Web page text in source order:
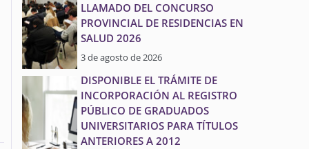
LLAMADO DEL CONCURSO
PROVINCIAL DE RESIDENCIAS EN
SALUD 2026
3 de agosto de 2026
DISPONIBLE EL TRÁMITE DE
INCORPORACIÓN AL REGISTRO
PÚBLICO DE GRADUADOS
UNIVERSITARIOS PARA TÍTULOS
ANTERIORES A 2012